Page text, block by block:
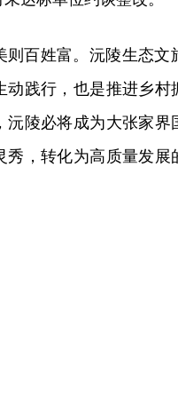
则百姓富。沅陵生态
动践行，也是推进乡村
陵必将成为大张家界
秀，转化为高质量发